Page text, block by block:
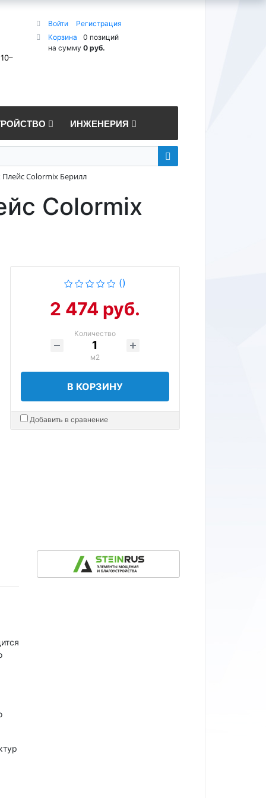
Войти
Регистрация
Корзина
0 позиций
на сумму 0 руб.
ИНЖЕНЕРИЯ
Плейс Colormix Берилл
Colormix
()
2 474 руб.
Количество
м2
В КОРЗИНУ
Добавить в сравнение